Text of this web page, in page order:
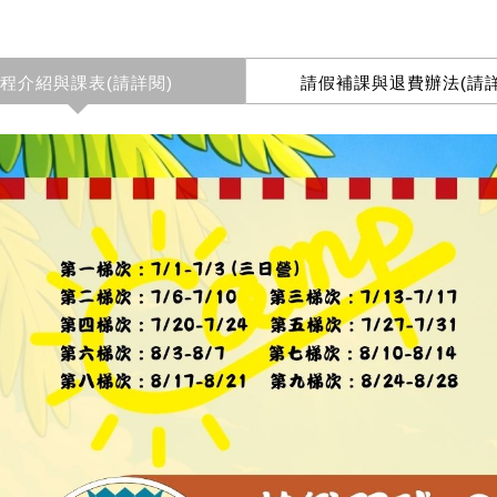
介紹與課表(請詳閱) 請假補課與退費辦法(請